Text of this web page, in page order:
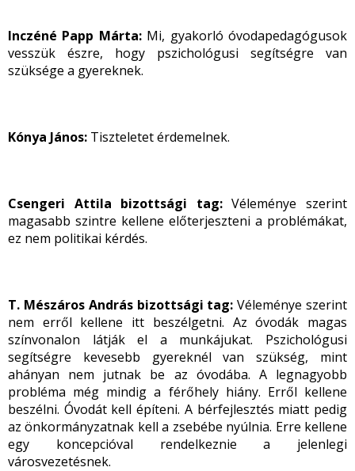
Inczéné Papp Márta: Mi, gyakorló óvodapedagógusok
vesszük észre, hogy pszichológusi segítségre van
szüksége a gyereknek.
Kónya János: Tiszteletet érdemelnek.
Csengeri Attila bizottsági tag:Véleménye szerint
magasabb szintre kellene előterjeszteni a problémákat,
ez nem politikai kérdés.
T. Mészáros András bizottsági tag:Véleménye szerint
nem erről kellene itt beszélgetni. Az óvodák magas
színvonalon látják el a munkájukat. Pszichológusi
segítségre kevesebb gyereknél van szükség, mint
ahányan nem jutnak be az óvodába. A legnagyobb
probléma még mindig a férőhely hiány. Erről kellene
beszélni. Óvodát kell építeni. A bérfejlesztés miatt pedig
az önkormányzatnak kell a zsebébe nyúlnia. Erre kellene
egy koncepcióval rendelkeznie a jelenlegi
városvezetésnek.